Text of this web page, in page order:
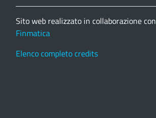
Sito web realizzato in collaborazione con
Finmatica
Elenco completo credits